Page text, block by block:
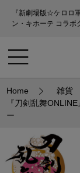
『新劇場版☆ケロロ
ン・キホーテ コラボ
Home
雑貨
『刀剣乱舞
ー